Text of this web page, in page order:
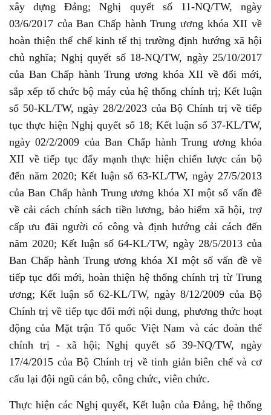
xây dựng Đảng; Nghị quyết số 11-NQ/TW, ngày
03/6/2017 của Ban Chấp hành Trung ương khóa XII về
hoàn thiện thể chế kinh tế thị trường định hướng xã hội
chủ nghĩa; Nghị quyết số 18-NQ/TW, ngày 25/10/2017
của Ban Chấp hành Trung ương khóa XII về đổi mới,
sắp xếp tổ chức bộ máy của hệ thống chính trị; Kết luận
số 50-KL/TW, ngày 28/2/2023 của Bộ Chính trị về tiếp
tục thực hiện Nghị quyết số 18; Kết luận số 37-KL/TW,
ngày 02/2/2009 của Ban Chấp hành Trung ương khóa
XII về tiếp tục đẩy mạnh thực hiện chiến lược cán bộ
đến năm 2020; Kết luận số 63-KL/TW, ngày 27/5/2013
của Ban Chấp hành Trung ương khóa XI một số vấn đề
về cải cách chính sách tiền lương, bảo hiểm xã hội, trợ
cấp ưu đãi người có công và định hướng cải cách đến
năm 2020; Kết luận số 64-KL/TW, ngày 28/5/2013 của
Ban Chấp hành Trung ương khóa XI một số vấn đề về
tiếp tục đổi mới, hoàn thiện hệ thống chính trị từ Trung
ương; Kết luận số 62-KL/TW, ngày 8/12/2009 của Bộ
Chính trị về tiếp tục đổi mới nội dung, phương thức hoạt
động của Mặt trận Tổ quốc Việt Nam và các đoàn thể
chính trị - xã hội; Nghị quyết số 39-NQ/TW, ngày
17/4/2015 của Bộ Chính trị về tinh giản biên chế và cơ
cấu lại đội ngũ cán bộ, công chức, viên chức.
Thực hiện các Nghị quyết, Kết luận của Đảng, hệ thống